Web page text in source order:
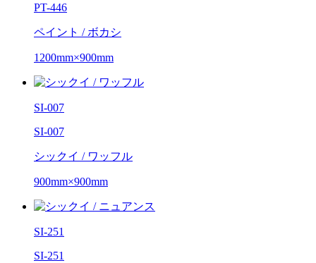
PT-446
ペイント / ボカシ
1200mm×900mm
SI-007
SI-007
シックイ / ワッフル
900mm×900mm
SI-251
SI-251